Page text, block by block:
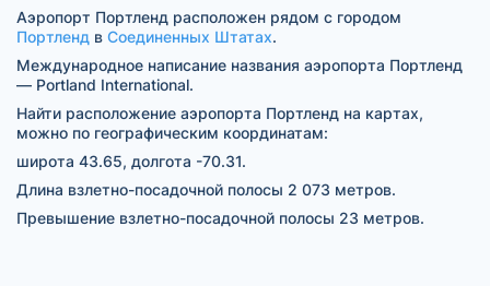
Аэропорт Портленд расположен рядом с городом
Портленд в Соединенных Штатах.
Международное написание названия аэропорта Портленд
— Portland International.
Найти расположение аэропорта Портленд на картах,
можно по географическим координатам:
широта 43.65, долгота -70.31.
Длина взлетно-посадочной полосы 2 073 метров.
Превышение взлетно-посадочной полосы 23 метров.